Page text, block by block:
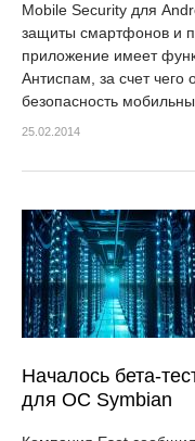
Mobile Security для
защиты смартфонов и
приложение имеет
Антиспам, за счет чего
безопасность
25.02.2014
Началось бета-
для ОС Symbian